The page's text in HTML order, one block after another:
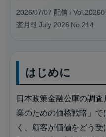
2026/07/07 配信 /
査月報 July 2026 No.214
はじめに
日本政策金融公庫の調
業のための価格戦略」
く、顧客が価値をどう